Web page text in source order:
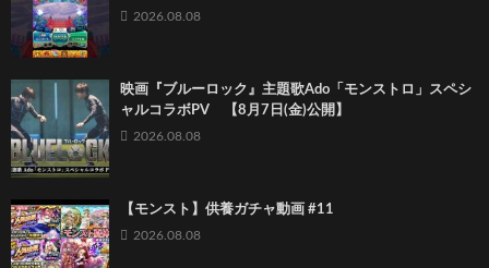
2026.08.08
映画『ブルーロック』主題歌Ado「モンストロ」スペシ
ャルコラボPV 【8月7日(金)公開】
2026.08.08
【モンスト】供養ガチャ動画 #11
2026.08.08